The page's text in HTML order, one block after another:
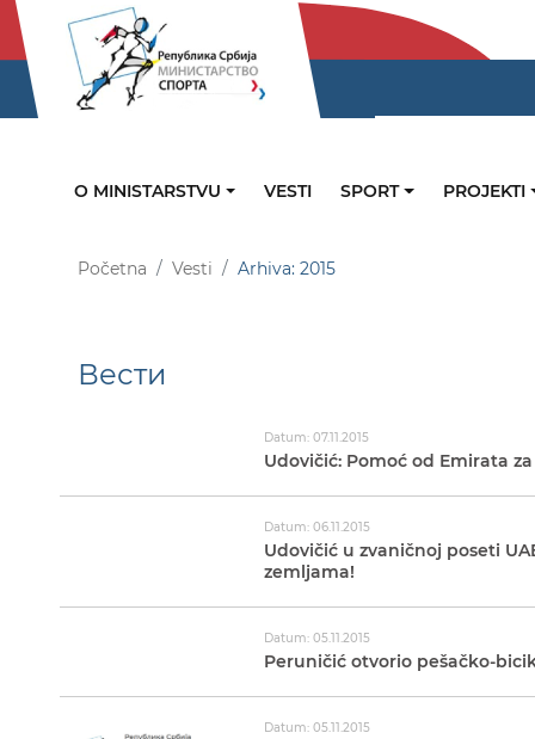
O MINISTARSTVU VESTI SPORT PROJEKTI
Početna Vesti Arhiva: 2015
Вести
Datum: 07.11.2015
Udovičić: Pomoć od Emirata
Datum: 06.11.2015
Udovičić u zvaničnoj poseti
zemljama!
Datum: 05.11.2015
Peruničić otvorio pešačko-
Datum: 05.11.2015